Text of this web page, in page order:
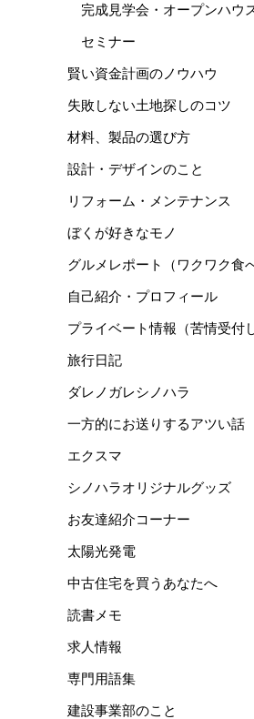
完成見学会・オープンハウ
セミナー
賢い資金計画のノウハウ
失敗しない土地探しのコツ
材料、製品の選び方
設計・デザインのこと
リフォーム・メンテナンス
ぼくが好きなモノ
グルメレポート（ワクワク食
自己紹介・プロフィール
プライベート情報（苦情受付
旅行日記
ダレノガレシノハラ
一方的にお送りするアツい話
エクスマ
シノハラオリジナルグッズ
お友達紹介コーナー
太陽光発電
中古住宅を買うあなたへ
読書メモ
求人情報
専門用語集
建設事業部のこと